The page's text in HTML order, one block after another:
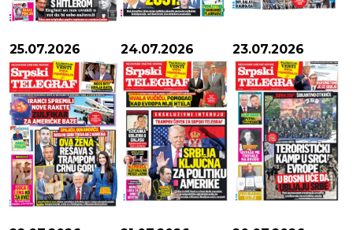
25.07.2026 24.07.2026 23.07.2026